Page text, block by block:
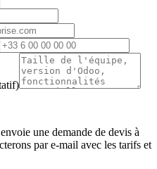
une demande de devis à
par e-mail avec les tarifs et